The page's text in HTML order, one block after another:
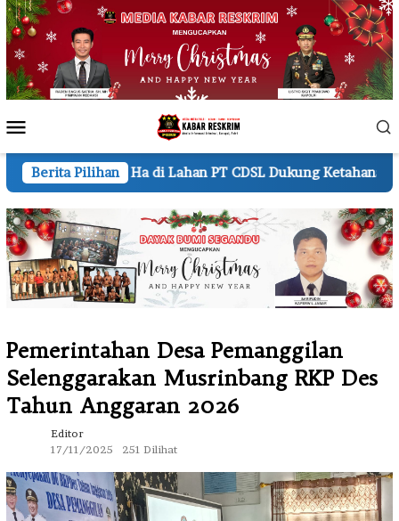
Loncat
ke
konten
Mobile
Berita Pilihan
PT CDSL Dukung Ketahanan Pangan Nasional
Pemerintahan Desa Pemanggilan
Selenggarakan Musrinbang RKP Des
Tahun Anggaran 2026
Editor
17/11/2025
251 Dilihat